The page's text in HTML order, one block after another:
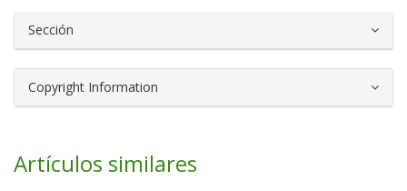
Sección
Copyright Information
Artículos similares